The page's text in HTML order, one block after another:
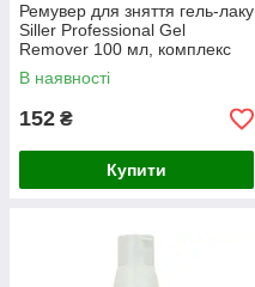
Ремувер для зняття гель-лаку
Siller Professional Gel
Remover 100 мл, комплекс
вітамінів
В наявності
152 ₴
Купити